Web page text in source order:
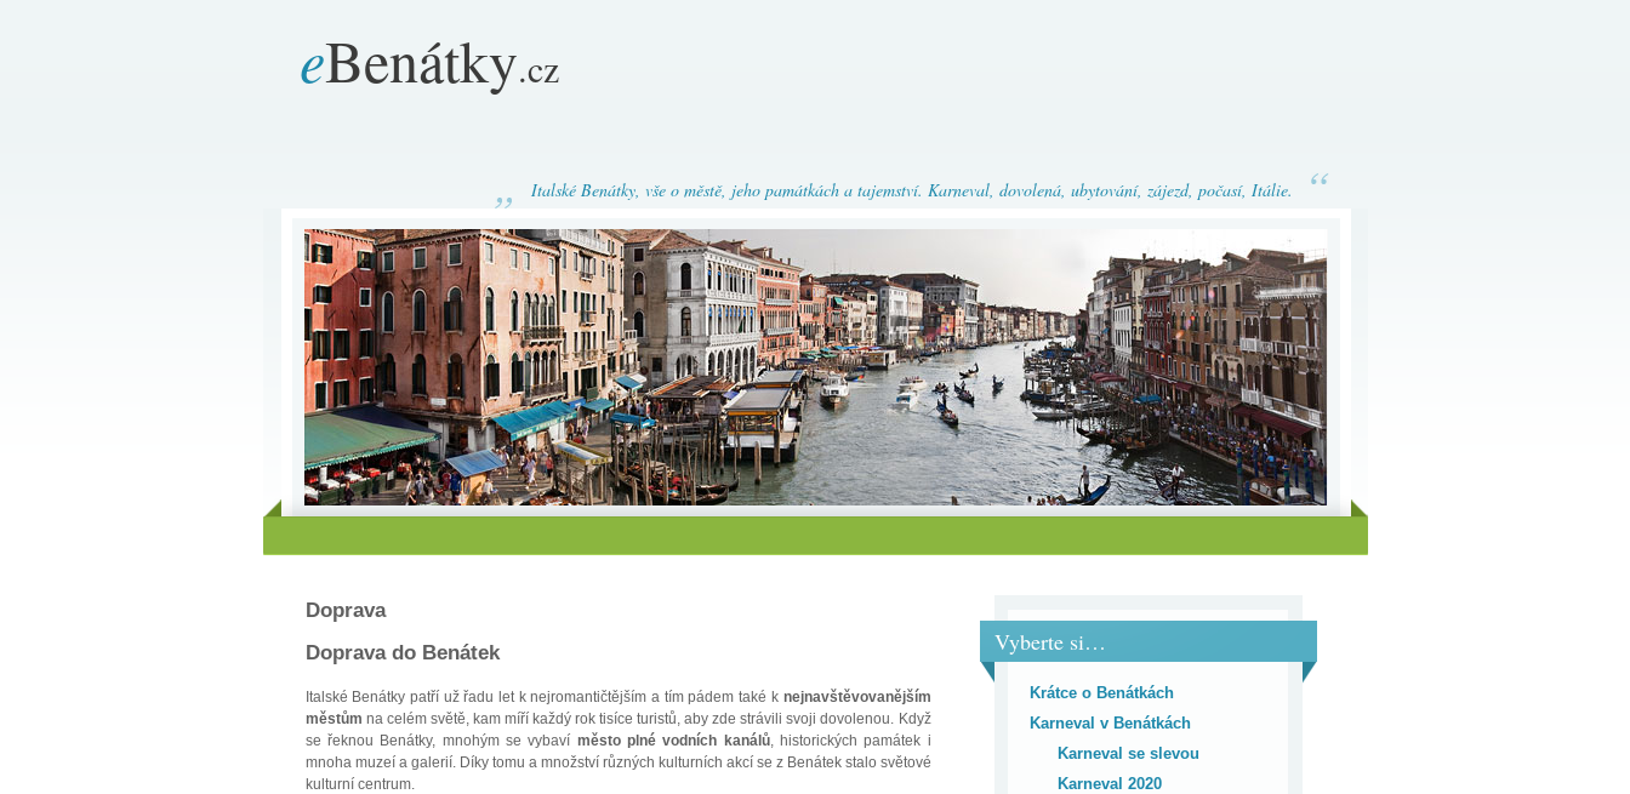
eBenátky.cz
Italské Benátky, vše o městě, jeho památkách a tajemství. Karneval, dovolená, ubytování, zájezd, počasí, Itálie.
Doprava
Doprava do Benátek
Italské Benátky patří už řadu let k nejromantičtějším a tím pádem také k nejnavštěvovanějším
městům na celém světě, kam míří každý rok tisíce turistů, aby zde strávili svoji dovolenou. Když
se řeknou Benátky, mnohým se vybaví město plné vodních kanálů, historických památek i
mnoha muzeí a galerií. Díky tomu a množství různých kulturních akcí se z Benátek stalo světové
kulturní centrum.
Vyberte si…
Krátce o Benátkách
Karneval v Benátkách
Karneval se slevou
Karneval 2020